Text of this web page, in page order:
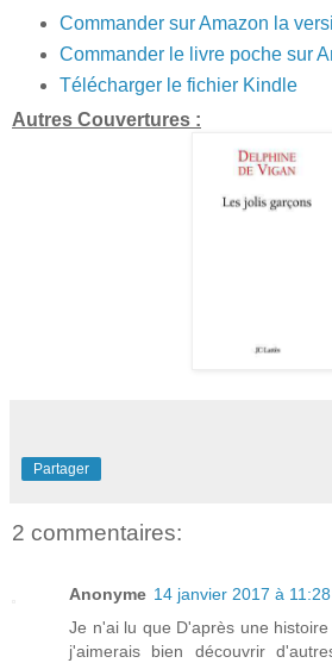
Commander sur Amazon la
Commander le livre poche sur
Télécharger le fichier Kindle
Autres Couvertures :
Partager
2 commentaires:
Anonyme 14 janvier 2017 à 11:28
Je n'ai lu que D'après une
j'aimerais bien découvrir